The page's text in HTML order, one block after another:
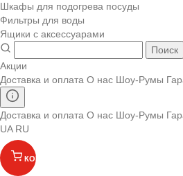
Шкафы для подогрева посуды
Фильтры для воды
Ящики с аксессуарами
Поиск
Акции
Доставка и оплата О нас Шоу-Румы
Доставка и оплата О нас Шоу-Румы
UA RU
КОРЗИНА